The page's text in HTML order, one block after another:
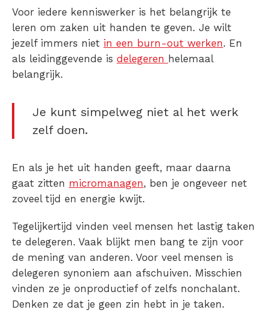
Voor iedere kenniswerker is het belangrijk te
leren om zaken uit handen te geven. Je wilt
jezelf immers niet in een burn-out werken. En
als leidinggevende is delegeren helemaal
belangrijk.
Je kunt simpelweg niet al het werk
zelf doen.
En als je het uit handen geeft, maar daarna
gaat zitten micromanagen, ben je ongeveer net
zoveel tijd en energie kwijt.
Tegelijkertijd vinden veel mensen het lastig taken
te delegeren. Vaak blijkt men bang te zijn voor
de mening van anderen. Voor veel mensen is
delegeren synoniem aan afschuiven. Misschien
vinden ze je onproductief of zelfs nonchalant.
Denken ze dat je geen zin hebt in je taken.